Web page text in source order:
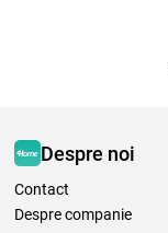
Despre noi
Contact
Despre companie